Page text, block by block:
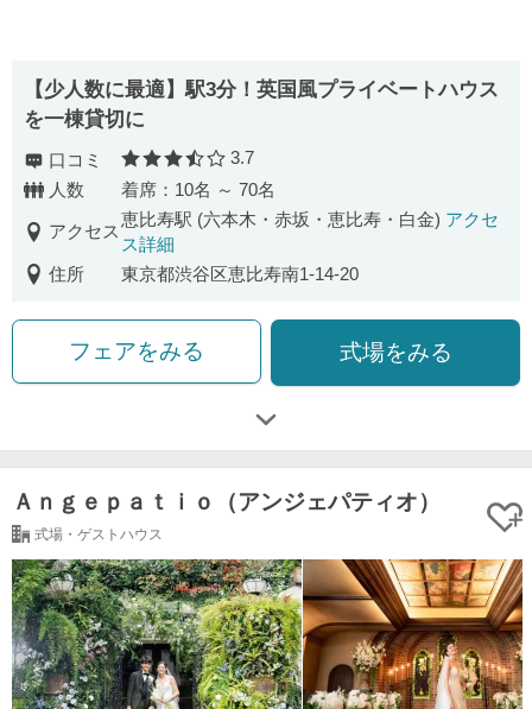
【少人数に最適】駅3分！英国風プライベートハウス
を一棟貸切に
口コミ 口コミ評価
3.7
人数
着席：10名 ～ 70名
アクセス
恵比寿駅 (六本木・赤坂・恵比寿・白金) アクセ
ス詳細
住所
東京都渋谷区恵比寿南1-14-20
フェアをみる 式場をみる
Ａｎｇｅｐａｔｉｏ（アンジェパティオ）
式場・ゲストハウス